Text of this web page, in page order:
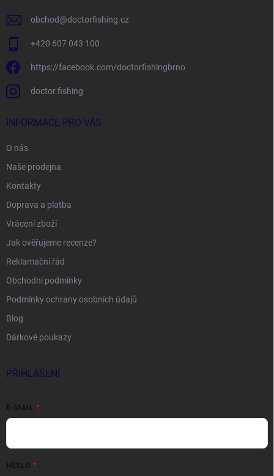
obchod@doctorfishing.cz
+420 607 043 100
https://facebook.com/doctorfishingbrno
doctor.fishing
INFORMACE PRO VÁS
O nás
Naše prodejna
Kontakty
Doprava a platba
Vrácení zboží
Jak ověřujeme recenze?
Reklamační řád
Obchodní podmínky
Podmínky ochrany osobních údajů
Blog
Dárkové poukazy
PŘIHLÁŠENÍ
E-MAIL
HESLO